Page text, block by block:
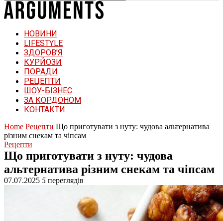
НОВИНИ
LIFESTYLE
ЗДОРОВ’Я
КУРЙОЗИ
ПОРАДИ
РЕЦЕПТИ
ШОУ-БІЗНЕС
ЗА КОРДОНОМ
КОНТАКТИ
Home Рецепти Що приготувати з нуту: чудова альтернатива
різним снекам та чіпсам
Рецепти
Що приготувати з нуту: чудова
альтернатива різним снекам та чіпсам
07.07.2025 5 переглядів